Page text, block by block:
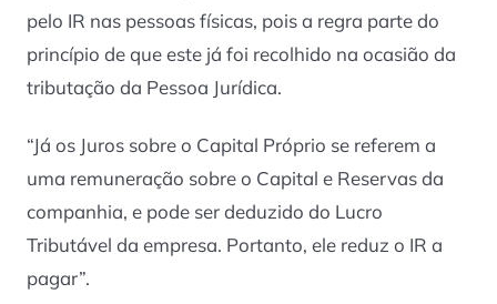
pelo IR nas pessoas físicas, pois a regra parte do
princípio de que este já foi recolhido na ocasião da
tributação da Pessoa Jurídica.
“Já os Juros sobre o Capital Próprio se referem a
uma remuneração sobre o Capital e Reservas da
companhia, e pode ser deduzido do Lucro
Tributável da empresa. Portanto, ele reduz o IR a
pagar”.